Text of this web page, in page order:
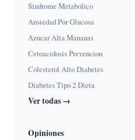
Sindrome Metabolico
Ansiedad Por Glucosa
Azucar Alta Mananas
Cetoacidosis Prevencion
Colesterol Alto Diabetes
Diabetes Tipo 2 Dieta
Ver todas →
Opiniones